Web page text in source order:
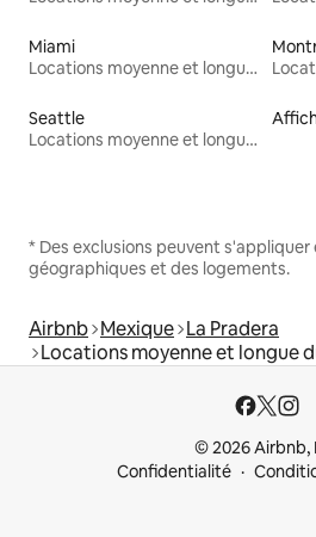
Miami
Locations moyenne et longue durée
Seattle
Locations moyenne et longue durée
* Des exclusions peuvent
géographiques et des logements.
Airbnb Mexique La Pradera
Locations moyenne et longue
© 2026 Airbnb,
Confidentialité